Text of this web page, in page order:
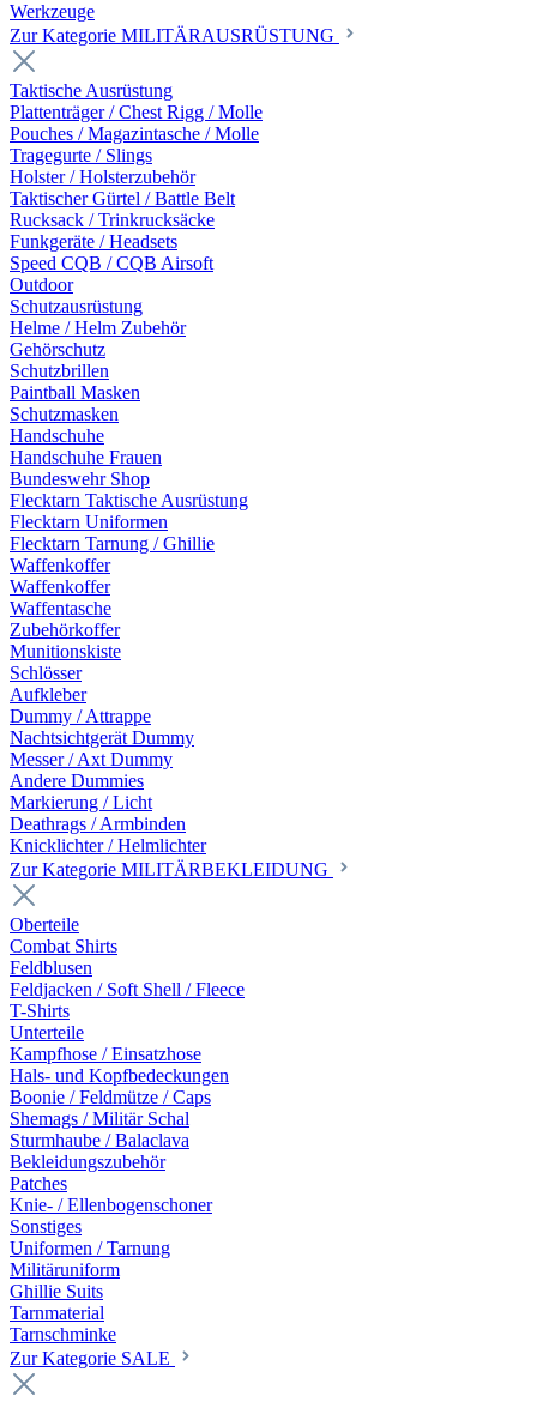
Werkzeuge
Zur Kategorie MILITÄRAUSRÜSTUNG
Taktische Ausrüstung
Plattenträger / Chest Rigg / Molle
Pouches / Magazintasche / Molle
Tragegurte / Slings
Holster / Holsterzubehör
Taktischer Gürtel / Battle Belt
Rucksack / Trinkrucksäcke
Funkgeräte / Headsets
Speed CQB / CQB Airsoft
Outdoor
Schutzausrüstung
Helme / Helm Zubehör
Gehörschutz
Schutzbrillen
Paintball Masken
Schutzmasken
Handschuhe
Handschuhe Frauen
Bundeswehr Shop
Flecktarn Taktische Ausrüstung
Flecktarn Uniformen
Flecktarn Tarnung / Ghillie
Waffenkoffer
Waffenkoffer
Waffentasche
Zubehörkoffer
Munitionskiste
Schlösser
Aufkleber
Dummy / Attrappe
Nachtsichtgerät Dummy
Messer / Axt Dummy
Andere Dummies
Markierung / Licht
Deathrags / Armbinden
Knicklichter / Helmlichter
Zur Kategorie MILITÄRBEKLEIDUNG
Oberteile
Combat Shirts
Feldblusen
Feldjacken / Soft Shell / Fleece
T-Shirts
Unterteile
Kampfhose / Einsatzhose
Hals- und Kopfbedeckungen
Boonie / Feldmütze / Caps
Shemags / Militär Schal
Sturmhaube / Balaclava
Bekleidungszubehör
Patches
Knie- / Ellenbogenschoner
Sonstiges
Uniformen / Tarnung
Militäruniform
Ghillie Suits
Tarnmaterial
Tarnschminke
Zur Kategorie SALE